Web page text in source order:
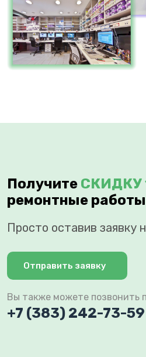
Получите СКИДКУ
ремонтные работы
Просто оставив заявку
Отправить заявку
Вы также можете позвонить
+7 (383) 242-73-59